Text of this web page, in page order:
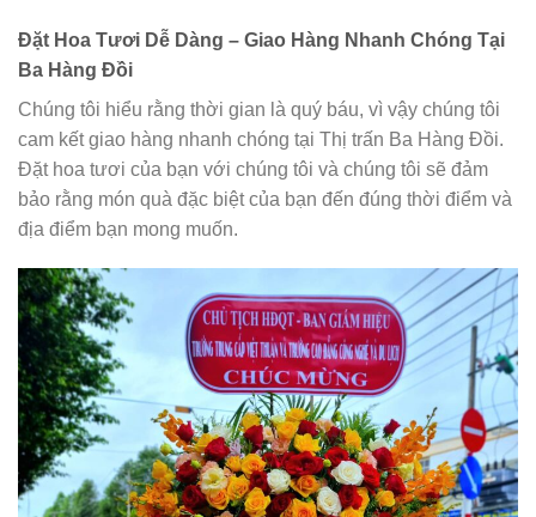
Đặt Hoa Tươi Dễ Dàng – Giao Hàng Nhanh Chóng Tại
Ba Hàng Đồi
Chúng tôi hiểu rằng thời gian là quý báu, vì vậy chúng tôi
cam kết giao hàng nhanh chóng tại Thị trấn Ba Hàng Đồi.
Đặt hoa tươi của bạn với chúng tôi và chúng tôi sẽ đảm
bảo rằng món quà đặc biệt của bạn đến đúng thời điểm và
địa điểm bạn mong muốn.